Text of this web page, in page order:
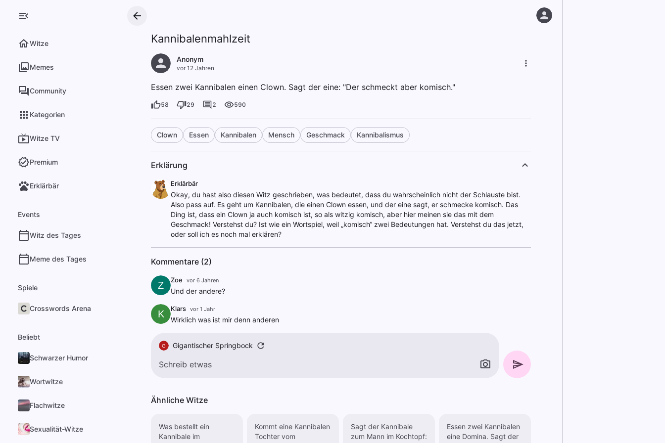
Witze
Memes
Community
Kategorien
Witze TV
Premium
Erklärbär
Events
Witz des Tages
Meme des Tages
Spiele
Crosswords Arena
Beliebt
Schwarzer Humor
Wortwitze
Flachwitze
Sexualität-Witze
Kannibalenmahlzeit
Anonym
vor 12 Jahren
Essen zwei Kannibalen einen Clown. Sagt der eine: "Der schmeckt aber komisch."
58 29 2 590
Clown Essen Kannibalen Mensch Geschmack Kannibalismus
Erklärung
Erklärbär
Okay, du hast also diesen Witz geschrieben, was bedeutet, dass du wahrscheinlich nicht der Schlauste bist.
Also pass auf. Es geht um Kannibalen, die einen Clown essen, und der eine sagt, er schmecke komisch. Das
Ding ist, dass ein Clown ja auch komisch ist, so als witzig komisch, aber hier meinen sie das mit dem
Geschmack! Verstehst du? Ist wie ein Wortspiel, weil „komisch“ zwei Bedeutungen hat. Verstehst du das jetzt,
oder soll ich es noch mal erklären?
Kommentare (2)
Z Zoe vor 6 Jahren
Und der andere?
K Klars vor 1 Jahr
Wirklich was ist mir denn anderen
G Gigantischer Springbock
Ähnliche Witze
Was bestellt ein
Kannibale im
Kommt eine Kannibalen
Tochter vom
Sagt der Kannibale
zum Mann im Kochtopf:
Essen zwei Kannibalen
eine Domina. Sagt der